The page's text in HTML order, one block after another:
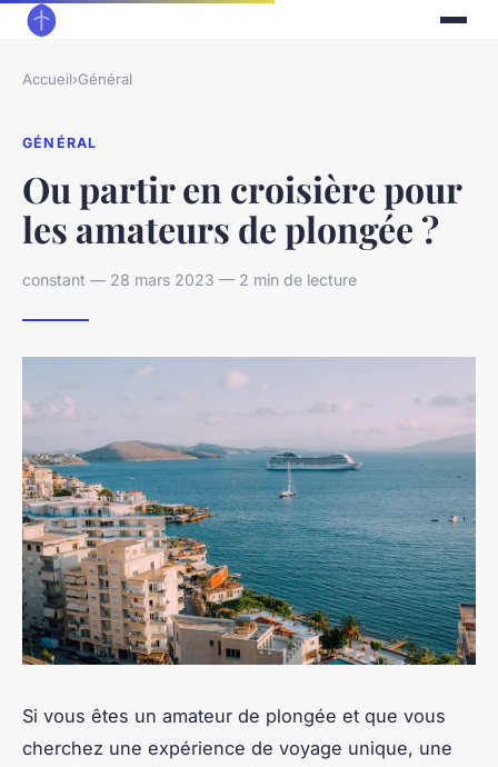
Accueil›Général
GÉNÉRAL
Ou partir en croisière pour
les amateurs de plongée ?
constant — 28 mars 2023 — 2 min de lecture
Si vous êtes un amateur de plongée et que vous
cherchez une expérience de voyage unique, une